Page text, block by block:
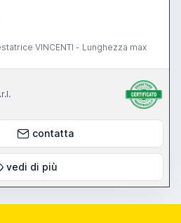
VINCENTI - Lunghezza max
contatta
vedi di più